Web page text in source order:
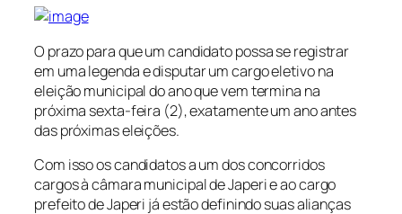
O prazo para que um candidato possa se registrar
em uma legenda e disputar um cargo eletivo na
eleição municipal do ano que vem termina na
próxima sexta-feira (2), exatamente um ano antes
das próximas eleições.
Com isso os candidatos a um dos concorridos
cargos à câmara municipal de Japeri e ao cargo
prefeito de Japeri já estão definindo suas alianças